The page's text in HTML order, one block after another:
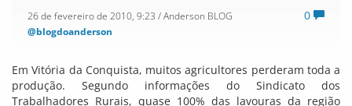
0
26 de fevereiro de 2010, 9:23 / Anderson BLOG
@blogdoanderson
Em Vitória da Conquista, muitos agricultores perderam toda a
produção. Segundo informações do Sindicato dos
Trabalhadores Rurais, quase 100% das lavouras da região